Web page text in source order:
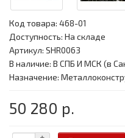
Код товара: 468-01
Доступность: На складе
Артикул: SHR0063
В наличие: В СПБ И МСК (в
Назначение:
50 280 р.